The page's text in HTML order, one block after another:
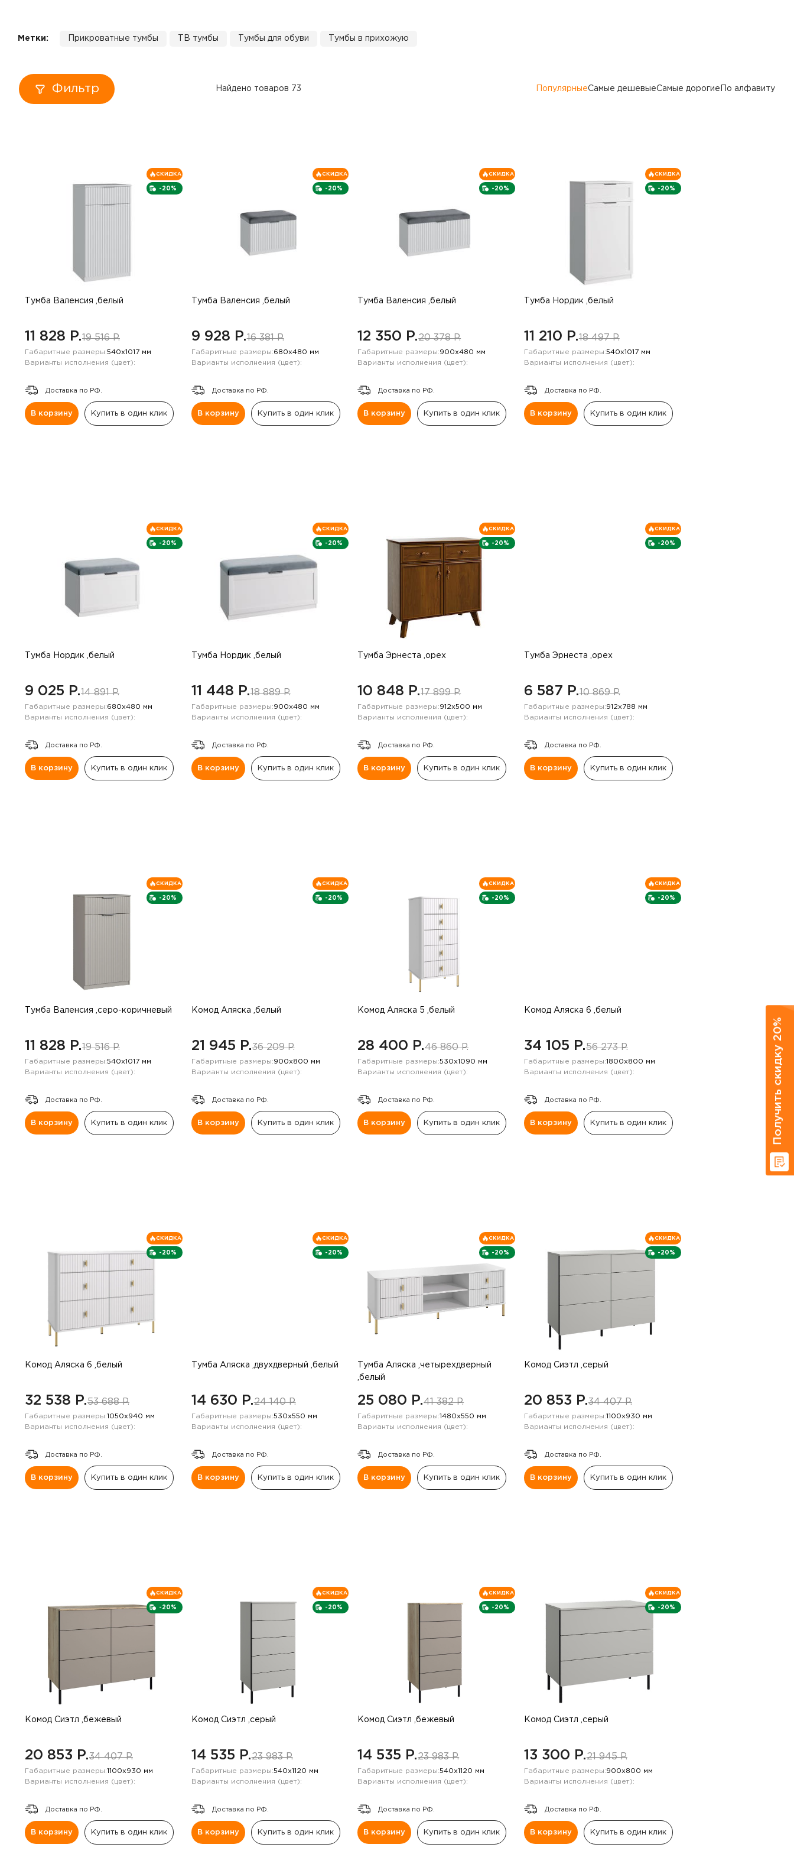
Тумбы
Диваны
Полки
Стеллажи
Консоли
Метки: Прикроватные тумбы ТВ тумбы Тумбы для обуви Тумбы в прихожую
Фильтр Найдено товаров 73 ПопулярныеСамые дешевыеСамые дорогие По алфавиту
-20%
СКИДКА
Тумба Валенсия ,белый
11 828 P.19 516 P.
Габаритные размеры:540х1017 мм
Варианты исполнения (цвет):
Доставка по РФ.
В корзину Купить в один клик
-20%
СКИДКА
Тумба Валенсия ,белый
9 928 P.16 381 P.
Габаритные размеры:680х480 мм
Варианты исполнения (цвет):
Доставка по РФ.
В корзину Купить в один клик
-20%
СКИДКА
Тумба Валенсия ,белый
12 350 P.20 378 P.
Габаритные размеры:900х480 мм
Варианты исполнения (цвет):
Доставка по РФ.
В корзину Купить в один клик
-20%
СКИДКА
Тумба Нордик ,белый
11 210 P.18 497 P.
Габаритные размеры:540х1017 мм
Варианты исполнения (цвет):
Доставка по РФ.
В корзину Купить в один клик
-20%
СКИДКА
Тумба Нордик ,белый
9 025 P.14 891 P.
Габаритные размеры:680х480 мм
Варианты исполнения (цвет):
Доставка по РФ.
В корзину Купить в один клик
-20%
СКИДКА
Тумба Нордик ,белый
11 448 P.18 889 P.
Габаритные размеры:900х480 мм
Варианты исполнения (цвет):
Доставка по РФ.
В корзину Купить в один клик
-20%
СКИДКА
Тумба Эрнеста ,орех
10 848 P.17 899 P.
Габаритные размеры:912х500 мм
Варианты исполнения (цвет):
Доставка по РФ.
В корзину Купить в один клик
-20%
СКИДКА
Тумба Эрнеста ,орех
6 587 P.10 869 P.
Габаритные размеры:912х788 мм
Варианты исполнения (цвет):
Доставка по РФ.
В корзину Купить в один клик
-20%
СКИДКА
Тумба Валенсия ,серо-коричневый
11 828 P.19 516 P.
Габаритные размеры:540х1017 мм
Варианты исполнения (цвет):
Доставка по РФ.
В корзину Купить в один клик
-20%
СКИДКА
Комод Аляска ,белый
21 945 P.36 209 P.
Габаритные размеры:900х800 мм
Варианты исполнения (цвет):
Доставка по РФ.
В корзину Купить в один клик
-20%
СКИДКА
Комод Аляска 5 ,белый
28 400 P.46 860 P.
Габаритные размеры:530х1090 мм
Варианты исполнения (цвет):
Доставка по РФ.
В корзину Купить в один клик
-20%
СКИДКА
Комод Аляска 6 ,белый
34 105 P.56 273 P.
Габаритные размеры:1800х800 мм
Варианты исполнения (цвет):
Доставка по РФ.
В корзину Купить в один клик
-20%
СКИДКА
Комод Аляска 6 ,белый
32 538 P.53 688 P.
Габаритные размеры:1050х940 мм
Варианты исполнения (цвет):
Доставка по РФ.
В корзину Купить в один клик
-20%
СКИДКА
Тумба Аляска ,двухдверный ,белый
14 630 P.24 140 P.
Габаритные размеры:530х550 мм
Варианты исполнения (цвет):
Доставка по РФ.
В корзину Купить в один клик
-20%
СКИДКА
Тумба Аляска ,четырехдверный
,белый
25 080 P.41 382 P.
Габаритные размеры:1480х550 мм
Варианты исполнения (цвет):
Доставка по РФ.
В корзину Купить в один клик
-20%
СКИДКА
Комод Сиэтл ,серый
20 853 P.34 407 P.
Габаритные размеры:1100х930 мм
Варианты исполнения (цвет):
Доставка по РФ.
В корзину Купить в один клик
-20%
СКИДКА
Комод Сиэтл ,бежевый
20 853 P.34 407 P.
Габаритные размеры:1100х930 мм
Варианты исполнения (цвет):
Доставка по РФ.
В корзину Купить в один клик
-20%
СКИДКА
Комод Сиэтл ,серый
14 535 P.23 983 P.
Габаритные размеры:540х1120 мм
Варианты исполнения (цвет):
Доставка по РФ.
В корзину Купить в один клик
-20%
СКИДКА
Комод Сиэтл ,бежевый
14 535 P.23 983 P.
Габаритные размеры:540х1120 мм
Варианты исполнения (цвет):
Доставка по РФ.
В корзину Купить в один клик
-20%
СКИДКА
Комод Сиэтл ,серый
13 300 P.21 945 P.
Габаритные размеры:900х800 мм
Варианты исполнения (цвет):
Доставка по РФ.
В корзину Купить в один клик
Получить скидку 20%